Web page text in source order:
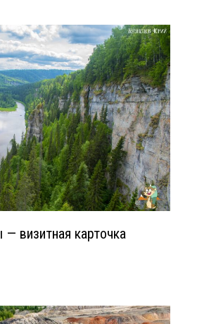
визитная карточка